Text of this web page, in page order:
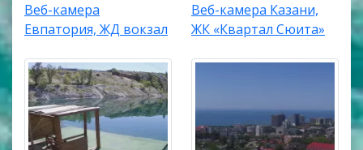
Веб-камера
Евпатория, ЖД вокзал
Веб-камера Казани,
ЖК «Квартал Сюита»